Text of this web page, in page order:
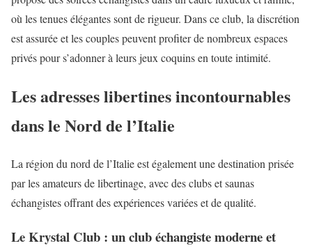
où les tenues élégantes sont de rigueur. Dans ce club, la discrétion
est assurée et les couples peuvent profiter de nombreux espaces
privés pour s’adonner à leurs jeux coquins en toute intimité.
Les adresses libertines incontournables
dans le Nord de l’Italie
La région du nord de l’Italie est également une destination prisée
par les amateurs de libertinage, avec des clubs et saunas
échangistes offrant des expériences variées et de qualité.
Le Krystal Club : un club échangiste moderne et